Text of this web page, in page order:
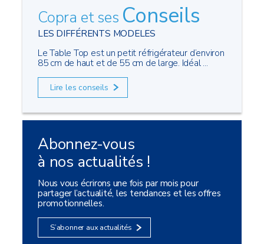
Copra et ses Conseils
LES DIFFÉRENTS MODELES
Le Table Top est un petit réfrigérateur d’environ
85 cm de haut et de 55 cm de large. Idéal ...
Lire les conseils
Abonnez-vous
à nos actualités !
Nous vous écrirons une fois par mois pour
partager l’actualité, les tendances et les offres
promotionnelles.
S’abonner aux actualités